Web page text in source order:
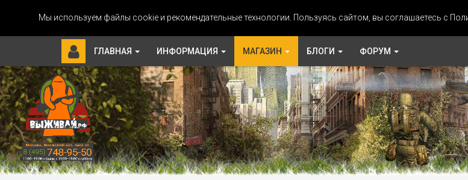
Мы используем файлы cookie и рекомендательные технологии. Пользуясь сайтом, вы соглашаетесь с
ГЛАВНАЯ ИНФОРМАЦИЯ МАГАЗИН БЛОГИ ФОРУМ